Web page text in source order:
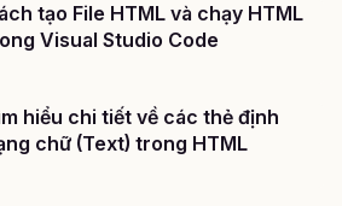
tạo File HTML và chạy HTML
Visual Studio Code
hiểu chi tiết về các thẻ định
chữ (Text) trong HTML